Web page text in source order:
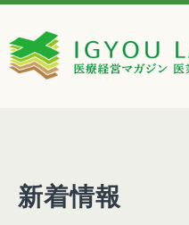
新着情報